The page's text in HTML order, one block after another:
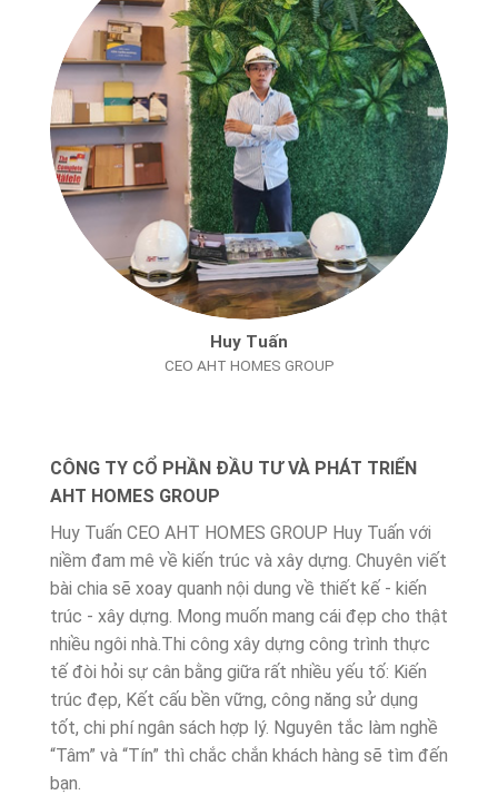
Huy Tuấn
CEO AHT HOMES GROUP
CÔNG TY CỔ PHẦN ĐẦU TƯ VÀ PHÁT TRIỂN
AHT HOMES GROUP
Huy Tuấn CEO AHT HOMES GROUP Huy Tuấn với
niềm đam mê về kiến trúc và xây dựng. Chuyên viết
bài chia sẽ xoay quanh nội dung về thiết kế - kiến
trúc - xây dựng. Mong muốn mang cái đẹp cho thật
nhiều ngôi nhà.Thi công xây dựng công trình thực
tế đòi hỏi sự cân bằng giữa rất nhiều yếu tố: Kiến
trúc đẹp, Kết cấu bền vững, công năng sử dụng
tốt, chi phí ngân sách hợp lý. Nguyên tắc làm nghề
“Tâm” và “Tín” thì chắc chắn khách hàng sẽ tìm đến
bạn.